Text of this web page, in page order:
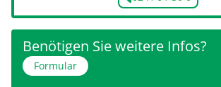
Benötigen Sie weitere Infos?
Formular